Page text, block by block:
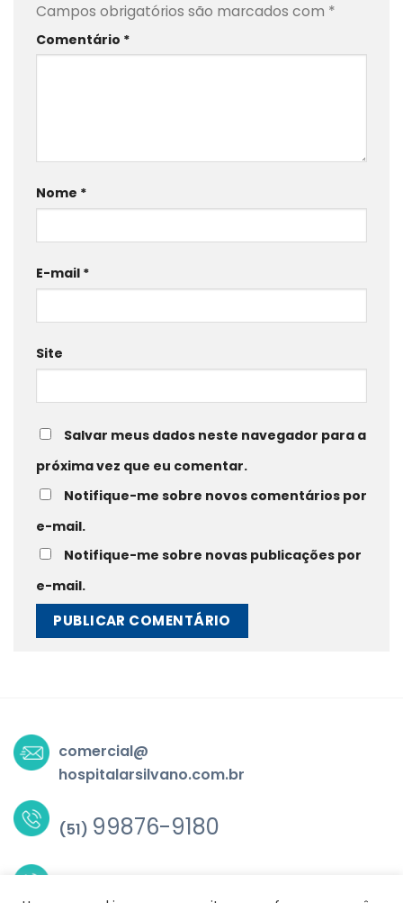
Campos obrigatórios são marcados com *
Comentário *
Nome *
E-mail *
Site
Salvar meus dados neste navegador para a
próxima vez que eu comentar.
Notifique-me sobre novos comentários por
e-mail.
Notifique-me sobre novas publicações por
e-mail.
comercial@
hospitalarsilvano.com.br
(51) 99876-9180